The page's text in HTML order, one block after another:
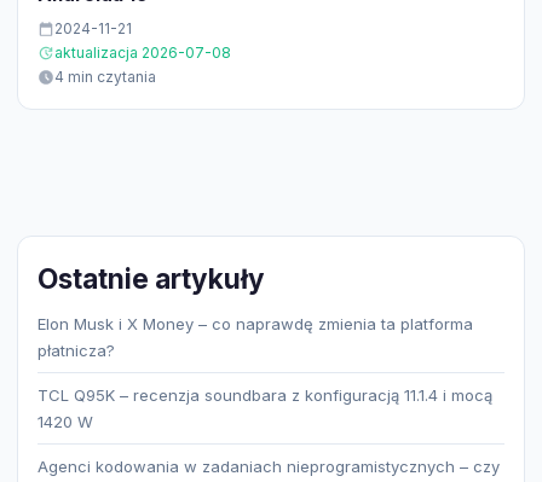
2024-11-21
aktualizacja 2026-07-08
4 min czytania
Ostatnie artykuły
Elon Musk i X Money – co naprawdę zmienia ta platforma
płatnicza?
TCL Q95K – recenzja soundbara z konfiguracją 11.1.4 i mocą
1420 W
Agenci kodowania w zadaniach nieprogramistycznych – czy